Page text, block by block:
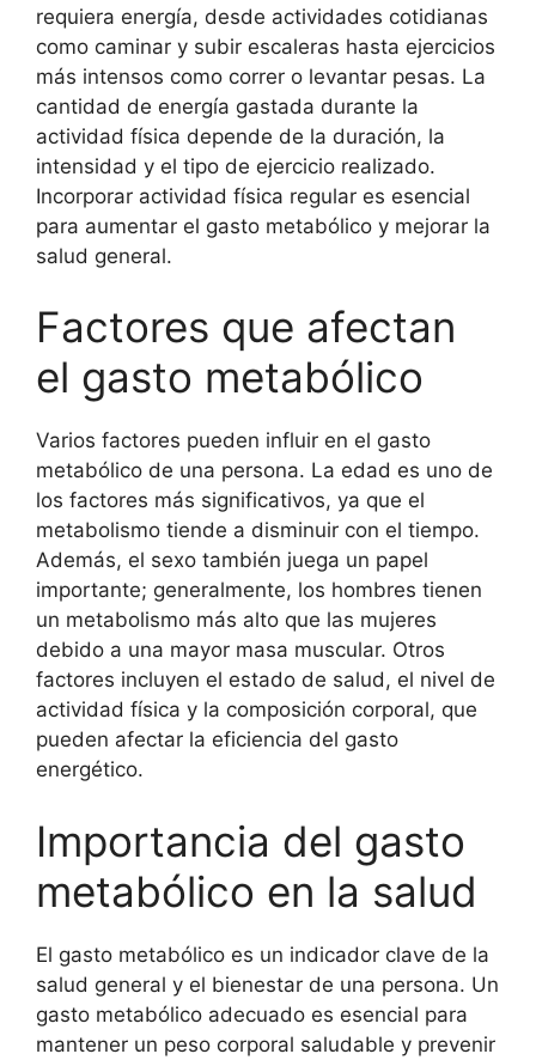
requiera energía, desde actividades cotidianas
como caminar y subir escaleras hasta ejercicios
más intensos como correr o levantar pesas. La
cantidad de energía gastada durante la
actividad física depende de la duración, la
intensidad y el tipo de ejercicio realizado.
Incorporar actividad física regular es esencial
para aumentar el gasto metabólico y mejorar la
salud general.
Factores que afectan
el gasto metabólico
Varios factores pueden influir en el gasto
metabólico de una persona. La edad es uno de
los factores más significativos, ya que el
metabolismo tiende a disminuir con el tiempo.
Además, el sexo también juega un papel
importante; generalmente, los hombres tienen
un metabolismo más alto que las mujeres
debido a una mayor masa muscular. Otros
factores incluyen el estado de salud, el nivel de
actividad física y la composición corporal, que
pueden afectar la eficiencia del gasto
energético.
Importancia del gasto
metabólico en la salud
El gasto metabólico es un indicador clave de la
salud general y el bienestar de una persona. Un
gasto metabólico adecuado es esencial para
mantener un peso corporal saludable y prevenir